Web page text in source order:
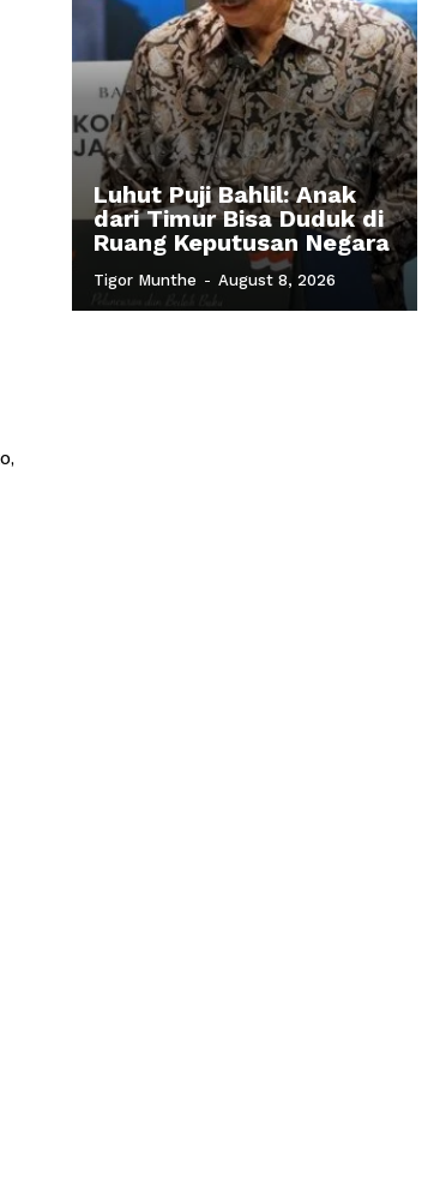
Luhut Puji Bahlil: Anak
dari Timur Bisa Duduk di
Ruang Keputusan Negara
Tigor Munthe - August 8, 2026